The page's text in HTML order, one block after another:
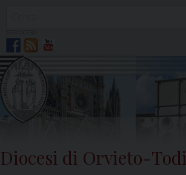
Diocesi di Orvieto-Todi